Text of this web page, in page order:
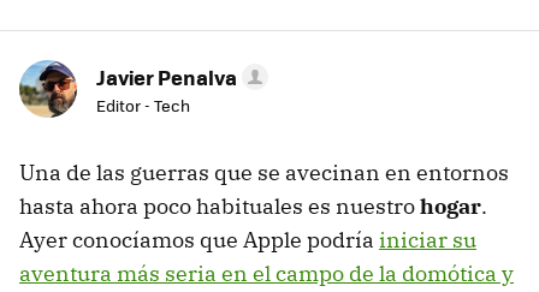
Javier Penalva
Editor - Tech
Una de las guerras que se avecinan en entornos
hasta ahora poco habituales es nuestrohogar.
Ayer conocíamos que Apple podría iniciar su
aventura más seria en el campo de la domótica y